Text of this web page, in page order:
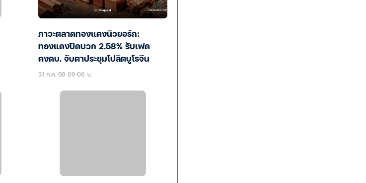
ภาวะตลาดทองแดงนิวยอร์ก:
ทองแดงปิดบวก 2.58% รับเฟด
คงดบ. จับตาประชุมโปลิตบูโรจีน
31 ก.ค. 69 09:06 น.